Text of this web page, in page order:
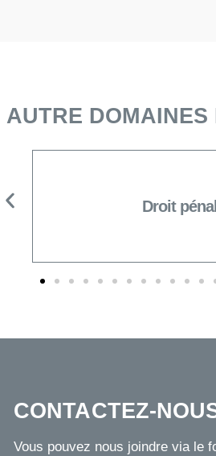
AUTRE DOMAINES
Droit pénal
CONTACTEZ-
Vous pouvez nous joindre via le